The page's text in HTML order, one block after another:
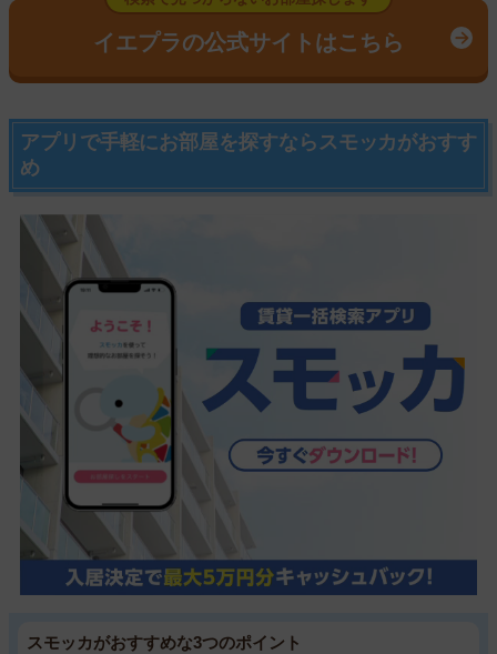
イエプラの公式サイトはこちら
アプリで手軽にお部屋を探すならスモッカがおすす
め
スモッカがおすすめな3つのポイント